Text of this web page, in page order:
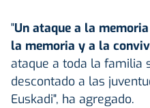
"Un ataque a la
la memoria y a la
ataque a toda la familia
descontado a las
Euskadi", ha agregado.